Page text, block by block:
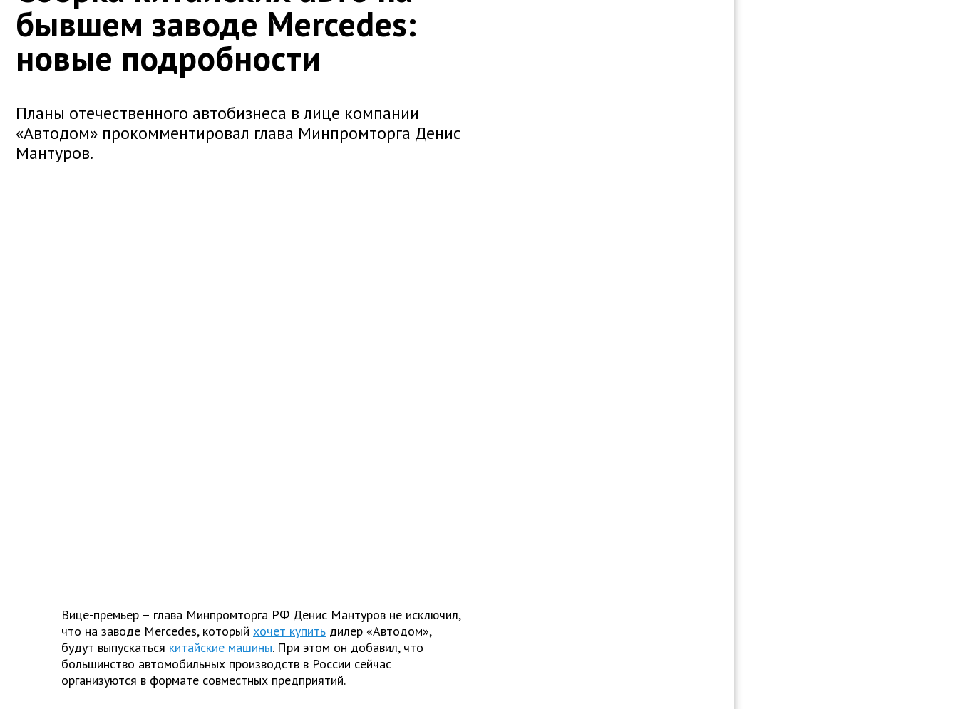
бывшем заводе Mercedes:
новые подробности
Планы отечественного автобизнеса в лице компании
«Автодом» прокомментировал глава Минпромторга Денис
Мантуров.
Вице-премьер – глава Минпромторга РФ Денис Мантуров не исключил,
что на заводе Mercedes, который хочет купить дилер «Автодом»,
будут выпускаться китайские машины. При этом он добавил, что
большинство автомобильных производств в России сейчас
организуются в формате совместных предприятий.